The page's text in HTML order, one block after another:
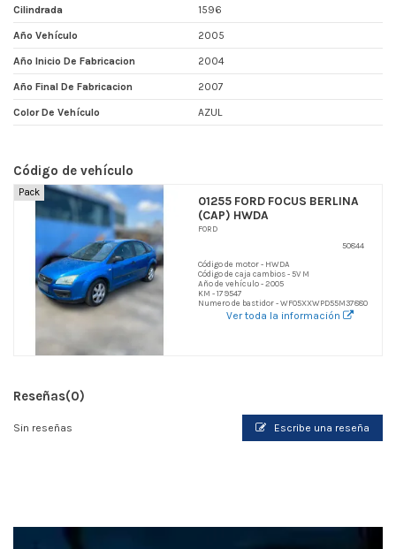
Cilindrada 1596
Año Vehículo 2005
Año Inicio De Fabricacion 2004
Año Final De Fabricacion 2007
Color De Vehículo AZUL
Código de vehículo
Pack
01255 FORD FOCUS BERLINA
(CAP) HWDA
FORD
50844
Código de motor - HWDA
Código de caja cambios - 5V M
Año de vehículo - 2005
KM - 179547
Numero de bastidor - WF05XXWPD55M37880
Ver toda la información
Reseñas(0)
Sin reseñas Escribe una reseña